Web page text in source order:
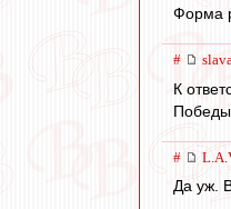
Форма
#
К
#
Да уж.